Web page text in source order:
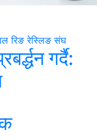
गर्दै: